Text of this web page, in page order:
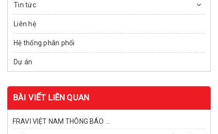
Tin tức
Liên hệ
Hệ thống phân phối
Dự án
BÀI VIẾT LIÊN QUAN
FRAVI VIỆT NAM THÔNG BÁO ...